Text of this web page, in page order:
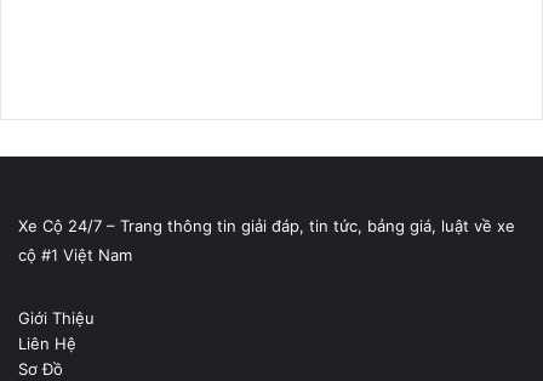
Xe Cộ 24/7 – Trang thông tin giải đáp, tin tức, bảng giá, luật về xe
cộ #1 Việt Nam
Giới Thiệu
Liên Hệ
Sơ Đồ